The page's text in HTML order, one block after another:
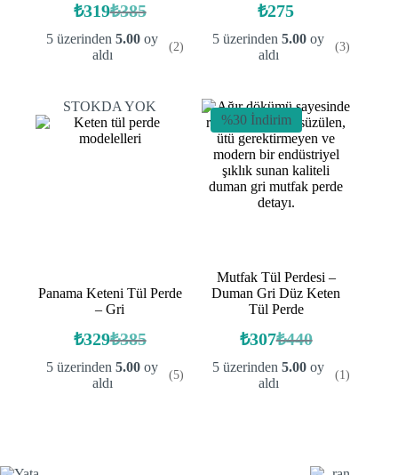
₺385
Orijinal
fiyat:
₺385.
₺319Şu
andaki
fiyat:
5 üzerinden5.00 oy
aldı
(2)
₺275
5 üzerinden5.00 oy
aldı
(3)
STOKDA YOK
Panama Keteni Tül Perde
– Gri
₺385
Orijinal
fiyat:
₺385.
₺329Şu
andaki
fiyat:
5 üzerinden5.00 oy
aldı
(5)
%30 İndirim
Mutfak Tül Perdesi –
Duman Gri Düz Keten
Tül Perde
₺440
Orijinal
fiyat:
₺440.
₺307Şu
andaki
fiyat:
5 üzerinden5.00 oy
aldı
(1)